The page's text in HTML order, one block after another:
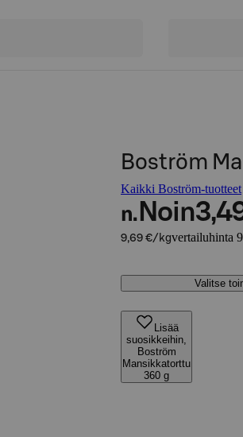
Boström
Kaikki Boström-tuotteet
n. Noin
9,69 €/kgvertailuhinta
Valitse
Lisää
suosikkeihin,
Boström
Mansikkatorttu
360 g